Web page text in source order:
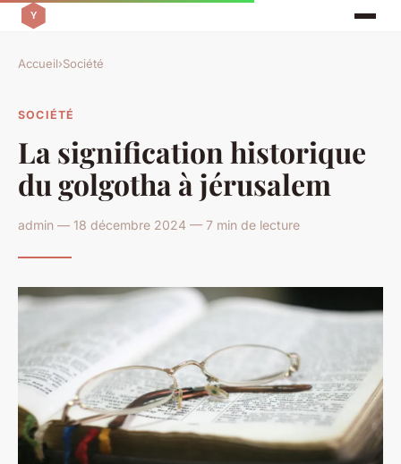
Accueil›Société
SOCIÉTÉ
La signification historique
du golgotha à jérusalem
admin — 18 décembre 2024 — 7 min de lecture